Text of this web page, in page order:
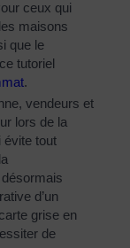
ceux qui
maisons
que le
tutoriel
.
vendeurs et
lors de la
évite tout
d’un
grise en
de